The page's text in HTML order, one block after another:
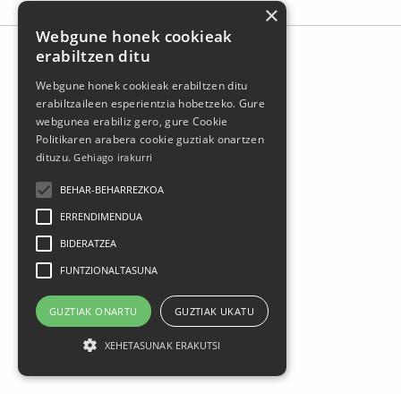
×
Webgune honek cookieak
erabiltzen ditu
Webgune honek cookieak erabiltzen ditu
erabiltzaileen esperientzia hobetzeko. Gure
webgunea erabiliz gero, gure Cookie
Politikaren arabera cookie guztiak onartzen
dituzu.Gehiago irakurri
BEHAR-BEHARREZKOA
ERRENDIMENDUA
BIDERATZEA
FUNTZIONALTASUNA
GUZTIAK ONARTU GUZTIAK UKATU
XEHETASUNAK ERAKUTSI